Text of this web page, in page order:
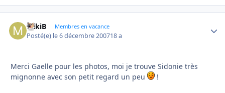
MikiB Membres en vacance
Posté(e) le 6 décembre 200718 a
Merci Gaelle pour les photos, moi je trouve Sidonie très
mignonne avec son petit regard un peu
!